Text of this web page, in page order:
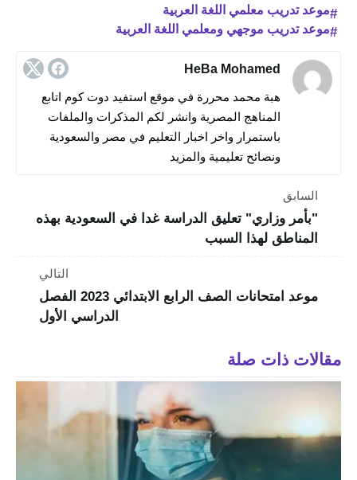
موعد تدريب معلمي اللغة العربية
موعد تدريب موجهي ومعلمي اللغة العربية
HeBa Mohamed
هبة محمد محررة في موقع استفيد دوت كوم اتابع
المناهج المصرية وانشر لكم المذكرات والملفات
باستمرار واخر اخبار التعليم في مصر والسعودية
ونصائح تعليمية والمزيد
السابق
"بأمر وزاري" تعليق الدراسة غدا في السعودية بهذه
المناطق لهذا السبب
التالي
موعد امتحانات الصف الرابع الابتدائي 2023 الفصل
الدراسي الأول
مقالات ذات صلة